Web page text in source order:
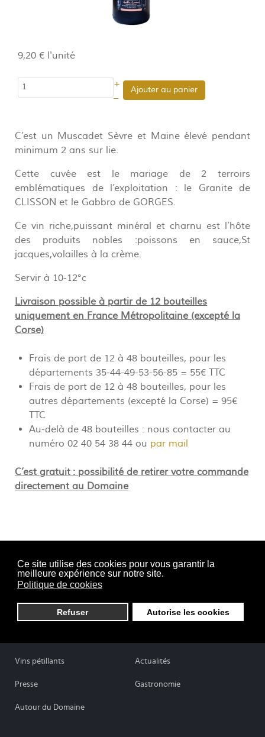
Ce site utilise des cookies pour vous garantir la
meilleure expérience sur notre site.
Politique de cookies
Refuser Autorise les cookies
9,20 € l'unité
+
–
Ajouter au panier
C’est un Muscadet Sèvre et Maine élevé pendant
minimum 2 ans sur lie.
Cette cuvée est le mariage de 2 terroirs
emblématiques de l’exploitation : le Granite de
CLISSON et le Gabbro de GORGES.
Ce vin riche,puissant minéral et charnu est l’hôte
des produits nobles :poissons en sauce,St
jacques,volailles à la crème.
Servir à 10-12°c
Livraison possible à partir de 12 bouteilles
uniquement en France Métropolitaine (excepté la
Corse)
Frais de port de 12 à 48 bouteilles, pour les
départements 35-44-49-53-56-85 = 55€ TTC
Frais de port de 12 à 48 bouteilles, pour les
autres départements (excepté la Corse) = 95€
TTC
Au-delà de 48 bouteilles : nous contacter au
numéro 02 40 54 38 44 ou par mail
C’est gratuit : possibilité de retirer votre commande
directement au Domaine
Vins Blancs
Vins pétillants Actualités
Presse Gastronomie
Autour du Domaine